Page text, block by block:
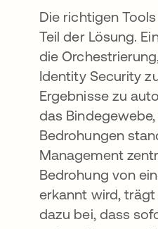
Die richtigen
Teil der Lösung.
die
Identity Security
Ergebnisse zu
das
Bedrohungen
Management
Bedrohung von
erkannt wird,
dazu bei, dass